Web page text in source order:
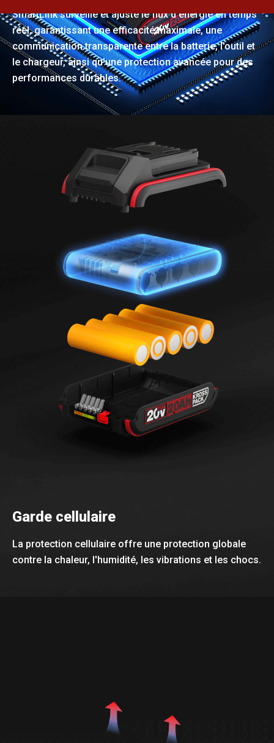
SmartLink surveille et ajuste le flux d'énergie en temps
réel, garantissant une efficacité maximale, une
communication transparente entre la batterie, l'outil et
le chargeur, ainsi qu'une protection avancée pour des
performances durables.
Garde cellulaire
La protection cellulaire offre une protection globale
contre la chaleur, l'humidité, les vibrations et les chocs.